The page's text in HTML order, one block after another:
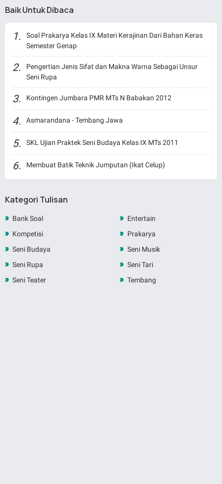
Baik Untuk Dibaca
Soal Prakarya Kelas IX Materi Kerajinan Dari Bahan Keras
Semester Genap
Pengertian Jenis Sifat dan Makna Warna Sebagai Unsur
Seni Rupa
Kontingen Jumbara PMR MTs N Babakan 2012
Asmarandana - Tembang Jawa
SKL Ujian Praktek Seni Budaya Kelas IX MTs 2011
Membuat Batik Teknik Jumputan (Ikat Celup)
Kategori Tulisan
Bank Soal
Entertain
Kompetisi
Prakarya
Seni Budaya
Seni Musik
Seni Rupa
Seni Tari
Seni Teater
Tembang